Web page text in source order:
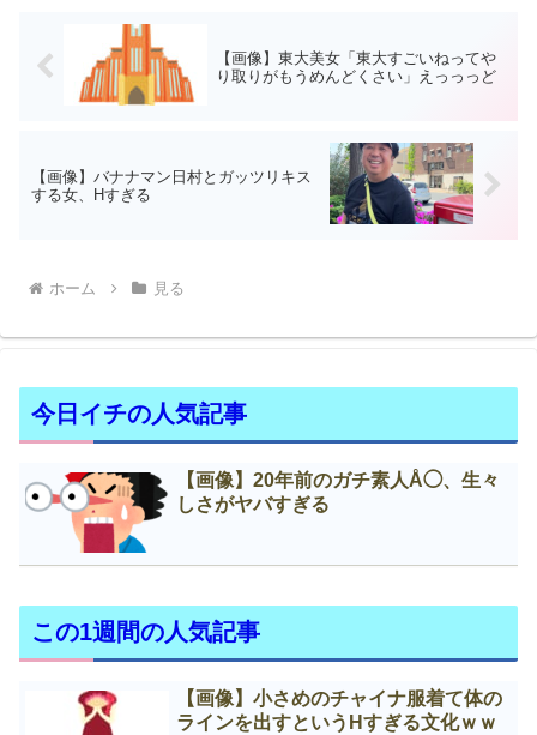
【画像】東大美女「東大すごいねってや
り取りがもうめんどくさい」えっっっど
【画像】バナナマン日村とガッツリキス
する女、Нすぎる
ホーム 見る
今日イチの人気記事
【画像】20年前のガチ素人Å◯、生々
しさがヤバすぎる
この1週間の人気記事
【画像】小さめのチャイナ服着て体の
ラインを出すというНすぎる文化ｗｗ